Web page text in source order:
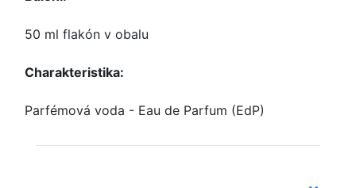
50 ml flakón v obalu
Charakteristika:
Parfémová voda - Eau de Parfum (EdP)